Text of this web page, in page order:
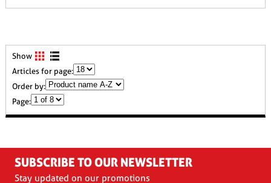
Show
Articles for page:
Order by:
Page:
SUBSCRIBE TO OUR NEWSLETTER
Stay updated on our promotions